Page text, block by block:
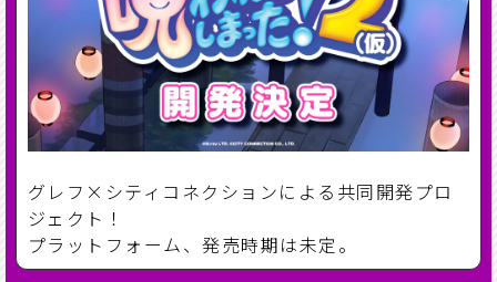
グレフ×シティコネクションによる共同開発プロ
ジェクト！
プラットフォーム、発売時期は未定。